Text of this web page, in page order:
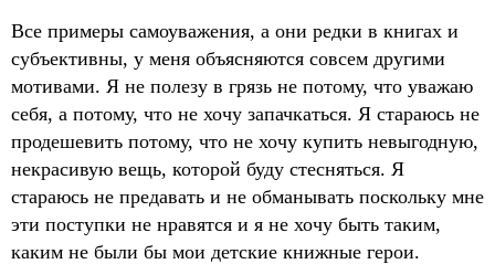
Все примеры самоуважения, а они редки в книгах и
субъективны, у меня объясняются совсем другими
мотивами. Я не полезу в грязь не потому, что уважаю
себя, а потому, что не хочу запачкаться. Я стараюсь не
продешевить потому, что не хочу купить невыгодную,
некрасивую вещь, которой буду стесняться. Я
стараюсь не предавать и не обманывать поскольку мне
эти поступки не нравятся и я не хочу быть таким,
каким не были бы мои детские книжные герои.